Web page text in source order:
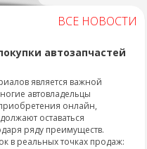
ВСЕ НОВОСТИ
автозапчастей
является важной
автовладельцы
онлайн,
оставаться
ряду преимуществ.
в реальных точках продаж: